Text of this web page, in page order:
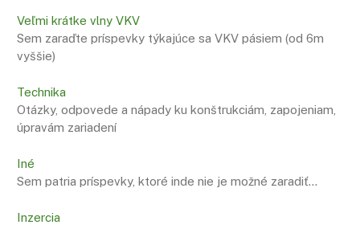
Veľmi krátke vlny VKV
Sem zaraďte príspevky týkajúce sa VKV pásiem (od 6m
vyššie)
Technika
Otázky, odpovede a nápady ku konštrukciám, zapojeniam,
úpravám zariadení
Iné
Sem patria príspevky, ktoré inde nie je možné zaradiť…
Inzercia